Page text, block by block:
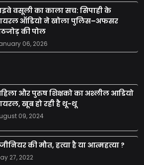
वसूली का काला सच: सिपाही के
ऑडियो ने खोला पुलिस–अफसर
की पोल
06, 2026
और पुरुष शिक्षको का अश्लील आडियो
खूब हो रही है थू-थू
09, 2024
की मौत, हत्या है या आत्महत्या ?
27, 2022